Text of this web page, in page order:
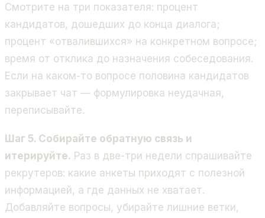
Смотрите на три показателя: процент
кандидатов, дошедших до конца диалога;
процент «отвалившихся» на конкретном вопросе;
время от отклика до назначения собеседования.
Если на каком-то вопросе половина кандидатов
закрывает чат — формулировка неудачная,
переписывайте.
Шаг 5. Собирайте обратную связь и
итерируйте. Раз в две-три недели спрашивайте
рекрутеров: какие анкеты приходят с полезной
информацией, а где данных не хватает.
Добавляйте вопросы, убирайте лишние ветки,